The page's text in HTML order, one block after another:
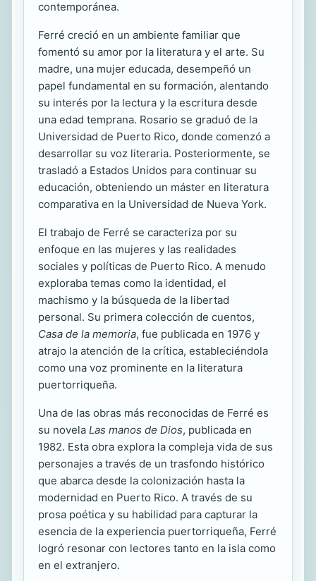
contemporánea.
Ferré creció en un ambiente familiar que
fomentó su amor por la literatura y el arte. Su
madre, una mujer educada, desempeñó un
papel fundamental en su formación, alentando
su interés por la lectura y la escritura desde
una edad temprana. Rosario se graduó de la
Universidad de Puerto Rico, donde comenzó a
desarrollar su voz literaria. Posteriormente, se
trasladó a Estados Unidos para continuar su
educación, obteniendo un máster en literatura
comparativa en la Universidad de Nueva York.
El trabajo de Ferré se caracteriza por su
enfoque en las mujeres y las realidades
sociales y políticas de Puerto Rico. A menudo
exploraba temas como la identidad, el
machismo y la búsqueda de la libertad
personal. Su primera colección de cuentos,
Casa de la memoria, fue publicada en 1976 y
atrajo la atención de la crítica, estableciéndola
como una voz prominente en la literatura
puertorriqueña.
Una de las obras más reconocidas de Ferré es
su novela Las manos de Dios, publicada en
1982. Esta obra explora la compleja vida de sus
personajes a través de un trasfondo histórico
que abarca desde la colonización hasta la
modernidad en Puerto Rico. A través de su
prosa poética y su habilidad para capturar la
esencia de la experiencia puertorriqueña, Ferré
logró resonar con lectores tanto en la isla como
en el extranjero.